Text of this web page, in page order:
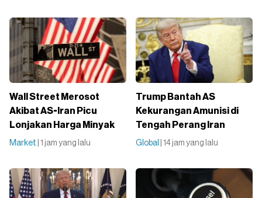
Wall Street Merosot
Akibat AS-Iran Picu
Lonjakan Harga Minyak
Market | 1 jam yang lalu
Trump Bantah AS
Kekurangan Amunisi di
Tengah Perang Iran
Global | 14 jam yang lalu